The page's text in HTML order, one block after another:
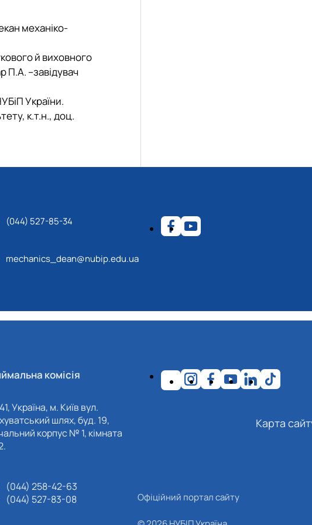
механіко-
й виховного
П.А. –завідувач
України.
к.т.н., доц.
(044) 527-85-34
mechanics_dean@nubip.edu.ua
комісія
Україна, м. Київ вул.
шлях, буд. 19,
корпус № 1, кімната
(044) 258-42-63
(044) 527-83-08
Карта
Офіційний портал сайту